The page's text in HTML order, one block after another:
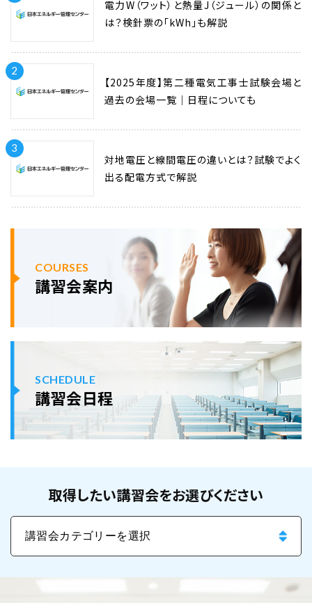
電力W（ワット）と熱量J（ジュール）の関係と
は？検針票の「kWh」も解説
2
【2025年度】第二種電気工事士試験会場と
過去の会場一覧｜日程についても
3
対地電圧と線間電圧の違いとは？試験でよく
出る配電方式で解説
COURSES
講習会案内
SCHEDULE
講習会日程
取得したい講習会をお選びください